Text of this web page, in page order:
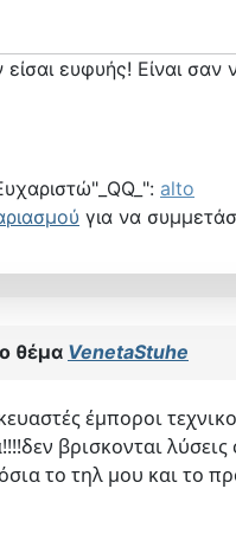
είσαι ευφυής! Είναι σαν
alto
για να
θέμα VenetaStuhe
έμποροι
βρισκονται
το τηλ μου και το